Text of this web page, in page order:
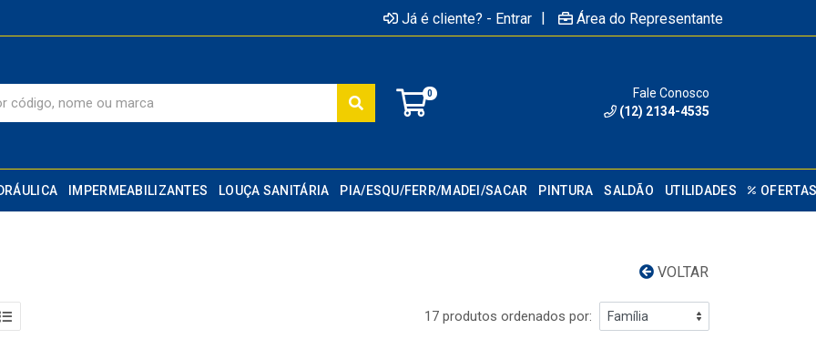
Já é cliente? - Entrar | Área do Representante
0
Fale Conosco
(12) 2134-4535
IMPERMEABILIZANTES LOUÇA SANITÁRIA PIA/ESQU/FERR/MADEI/SACAR PINTURA SALDÃO UTILIDADES
VOLTAR
17 produtos ordenados por: